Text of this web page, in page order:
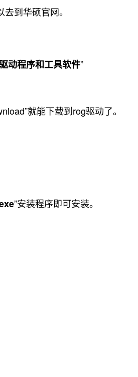
到华硕官网。
动程序和工具软件”
就能下载到rog驱动了。
”安装程序即可安装。